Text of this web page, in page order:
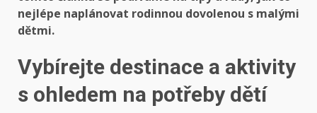
nejlépe naplánovat rodinnou dovolenou s malými
dětmi.
Vybírejte destinace a aktivity
s ohledem na potřeby dětí